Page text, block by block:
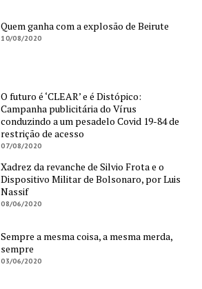
Quem ganha com a explosão de Beirute
10/08/2020
O futuro é ‘CLEAR’ e é Distópico:
Campanha publicitária do Vírus
conduzindo a um pesadelo Covid 19-84 de
restrição de acesso
07/08/2020
Xadrez da revanche de Silvio Frota e o
Dispositivo Militar de Bolsonaro, por Luis
Nassif
08/06/2020
Sempre a mesma coisa, a mesma merda,
sempre
03/06/2020